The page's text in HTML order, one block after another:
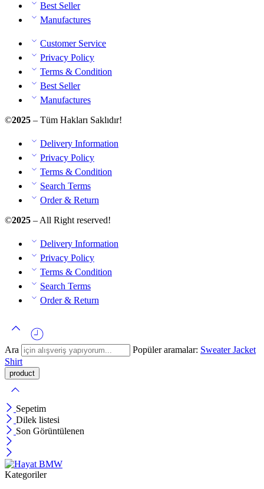
Best Seller
Manufactures
Customer Service
Privacy Policy
Terms & Condition
Best Seller
Manufactures
©2025 – Tüm Hakları Saklıdır!
Delivery Information
Privacy Policy
Terms & Condition
Search Terms
Order & Return
©2025 – All Right reserved!
Delivery Information
Privacy Policy
Terms & Condition
Search Terms
Order & Return
Ara Popüler aramalar: SweaterJacket
Shirt
Sepetim
Dilek listesi
Son Görüntülenen
Kategoriler